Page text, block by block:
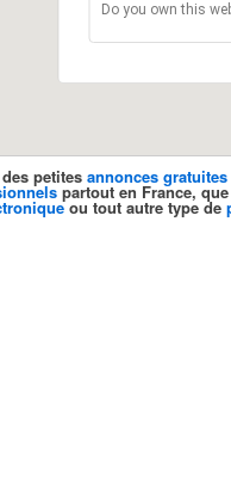
Do you own this
petites annonces gratuites
partout en France,
ou tout autre type de